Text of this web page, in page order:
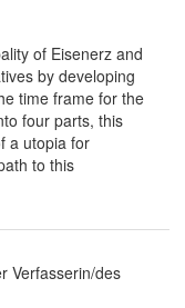
of Eisenerz and
by developing
time frame for the
four parts, this
a utopia for
to this
Verfasserin/des